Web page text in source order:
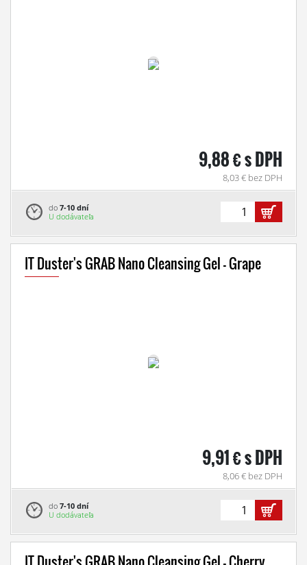
9,88 € s DPH
8,03 € bez DPH
do 7-10 dní
U dodávateľa
IT Duster's GRAB Nano Cleansing Gel - Grape
9,91 € s DPH
8,06 € bez DPH
do 7-10 dní
U dodávateľa